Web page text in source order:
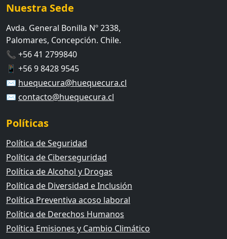
Nuestra Sede
Avda. General Bonilla Nº 2338,
Palomares, Concepción. Chile.
📞 +56 41 2799840
📱 +56 9 8428 9545
✉️ huequecura@huequecura.cl
✉️ contacto@huequecura.cl
Políticas
Política de Seguridad
Política de Ciberseguridad
Política de Alcohol y Drogas
Política de Diversidad e Inclusión
Política Preventiva acoso laboral
Política de Derechos Humanos
Política Emisiones y Cambio Climático